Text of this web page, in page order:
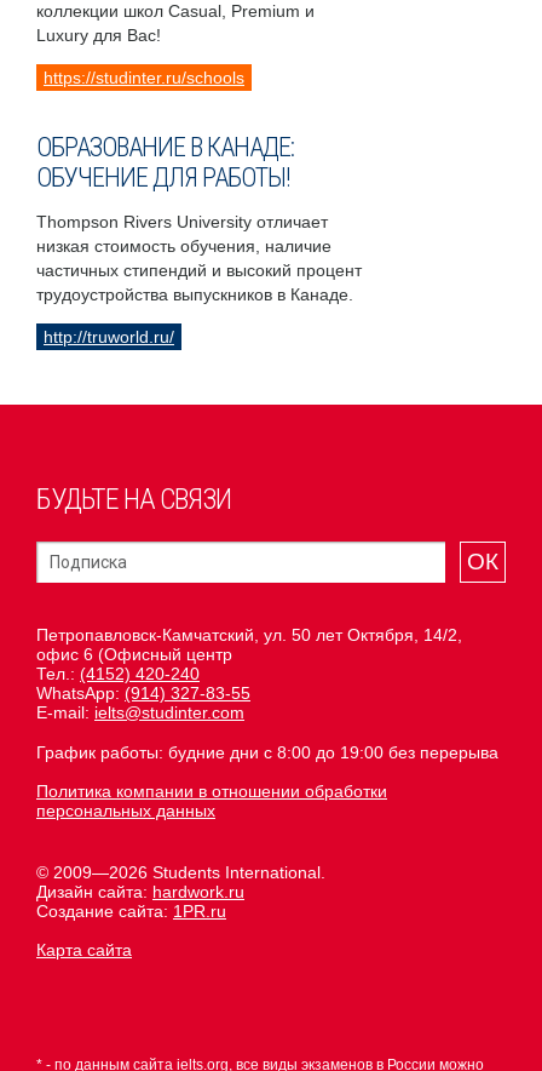
коллекции школ Casual, Premium и
Luxury для Вас!
https://studinter.ru/schools
ОБРАЗОВАНИЕ В КАНАДЕ:
ОБУЧЕНИЕ ДЛЯ РАБОТЫ!
Thompson Rivers University отличает
низкая стоимость обучения, наличие
частичных стипендий и высокий процент
трудоустройства выпускников в Канаде.
http://truworld.ru/
БУДЬТЕ НА СВЯЗИ
ОК
Петропавловск-Камчатский, ул. 50 лет Октября, 14/2,
офис 6 (Офисный центр
Тел.: (4152) 420-240
WhatsApp: (914) 327-83-55
E-mail: ielts@studinter.com
График работы: будние дни с 8:00 до 19:00 без перерыва
Политика компании в отношении обработки
персональных данных
© 2009—2026 Students International.
Дизайн сайта: hardwork.ru
Создание сайта: 1PR.ru
Карта сайта
* - по данным сайта ielts.org, все виды экзаменов в России можно